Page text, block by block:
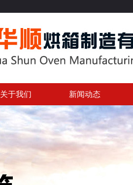
关于我们 新闻动态